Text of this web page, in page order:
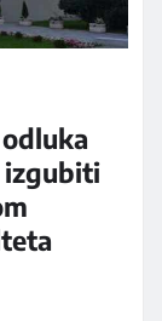
izgubiti